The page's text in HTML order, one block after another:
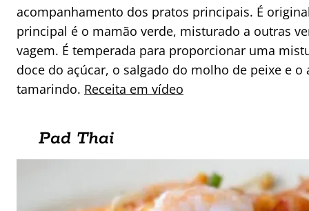
acompanhamento dos pratos principais. É
principal é o mamão verde, misturado a outras
vagem. É temperada para proporcionar uma
doce do açúcar, o salgado do molho de peixe e
tamarindo. Receita em vídeo
Pad Thai